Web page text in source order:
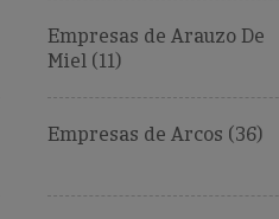
Empresas de Arauzo De
Miel (11)
Empresas de Arcos (36)